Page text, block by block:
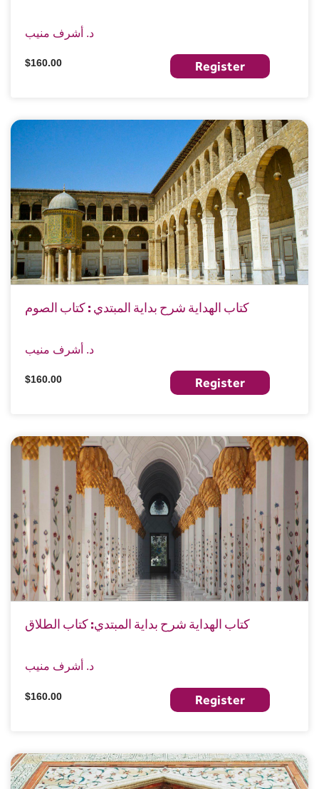
د. أشرف منيب
$160.00
كتاب الهداية شرح بداية المبتدي : كتاب الصوم
د. أشرف منيب
$160.00
كتاب الهداية شرح بداية المبتدي: كتاب الطلاق
د. أشرف منيب
$160.00